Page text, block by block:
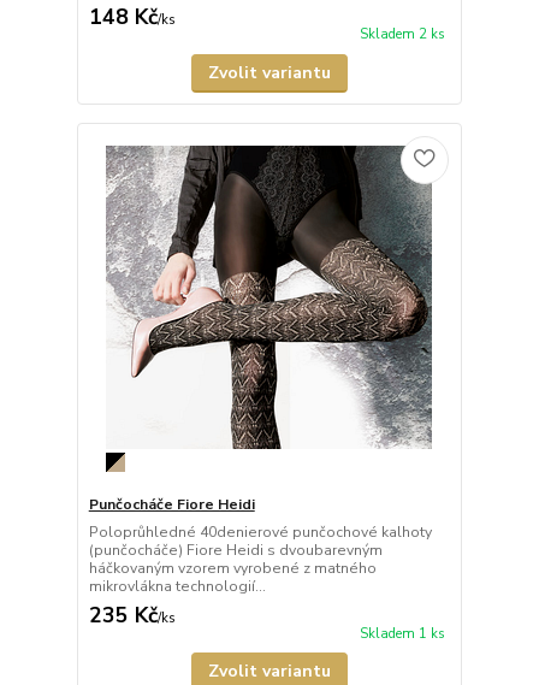
148 Kč/ks
Skladem 2 ks
Zvolit variantu
Punčocháče Fiore Heidi
Poloprůhledné 40denierové punčochové kalhoty
(punčocháče) Fiore Heidi s dvoubarevným
háčkovaným vzorem vyrobené z matného
mikrovlákna technologií...
235 Kč/ks
Skladem 1 ks
Zvolit variantu